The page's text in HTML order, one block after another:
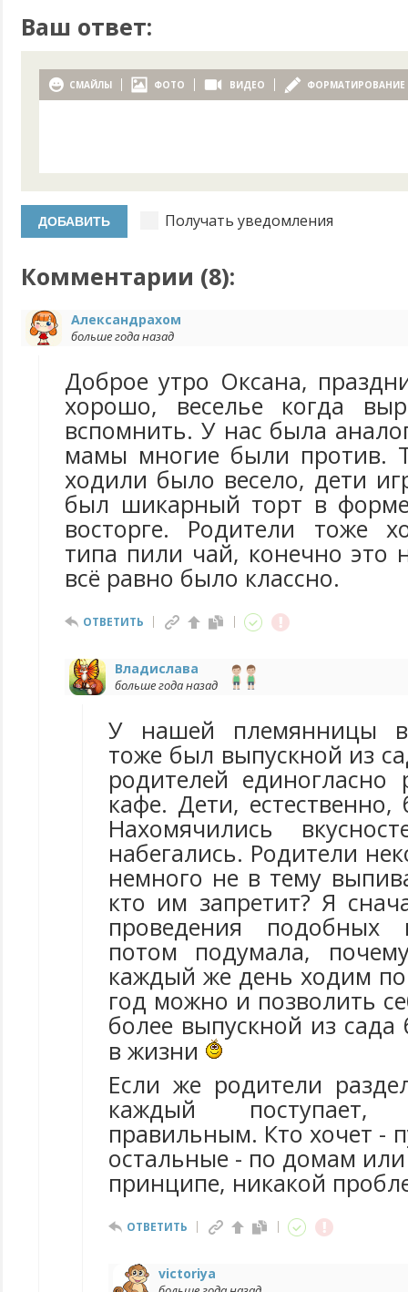
Ваш ответ:
СМАЙЛЫ ФОТО ВИДЕО ФОРМАТИРОВАНИЕ
Получать уведомления
Комментарии (8):
Александрахом
больше года назад
Доброе утро Оксана,
хорошо, веселье когда
вспомнить. У нас была
мамы многие были против.
ходили было весело, дети
был шикарный торт в
восторге. Родители тоже
типа пили чай, конечно это
всё равно было классно.
ОТВЕТИТЬ
Владислава
больше года назад
У нашей племянницы
тоже был выпускной из
родителей
кафе. Дети,
Нахомячились
набегались. Родители
немного не в тему
кто им запретит? Я
проведения подобных
потом подумала,
каждый же день ходим
год можно и позволить
более выпускной из
в жизни
Если же родители
каждый
правильным. Кто хочет -
остальные - по домам
принципе, никакой
ОТВЕТИТЬ
victoriya